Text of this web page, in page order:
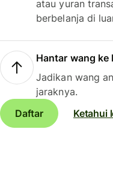
atau yuran
berbelanja di
Hantar wang ke
Jadikan wang
jaraknya.
Daftar
Ketahui